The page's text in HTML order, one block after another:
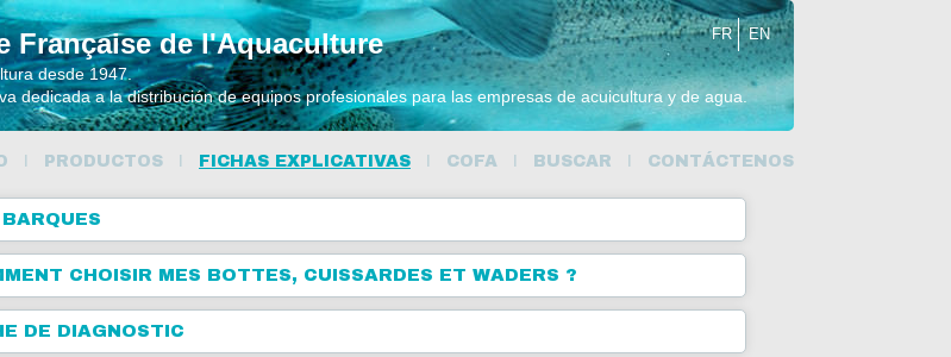
Française de l'Aquaculture
desde 1947.
dedicada a la distribución de equipos profesionales para las empresas de acuicultura y de agua.
FR EN
PRODUCTOS FICHAS EXPLICATIVAS COFA BUSCAR CONTÁCTENOS
CHOISIR MES BOTTES, CUISSARDES ET WADERS ?
DE DIAGNOSTIC